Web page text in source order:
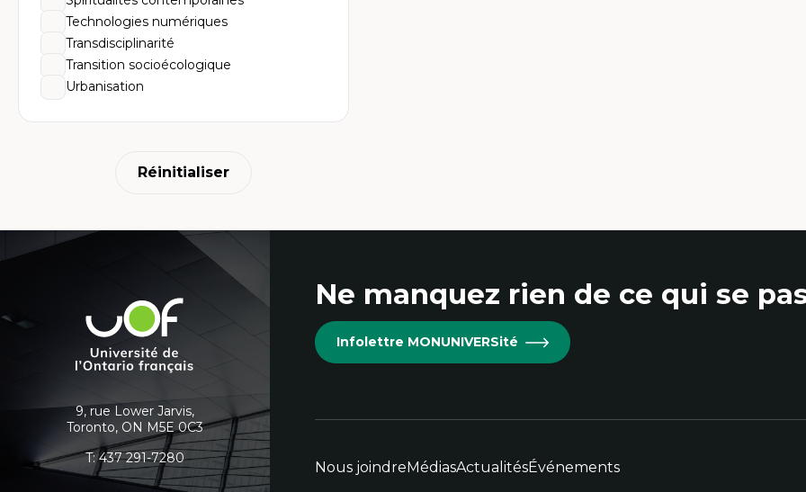
Technologies numériques
Transdisciplinarité
Transition socioécologique
Urbanisation
Réinitialiser
Coordonnées
et
informations
supplémentaires
9, rue Lower Jarvis,
Toronto, ON M5E 0C3
T:437 291-7280
Ne manquez rien de ce qui se
Infolettre MONUNIVERSité
Nous joindreMédiasActualitésÉvénements